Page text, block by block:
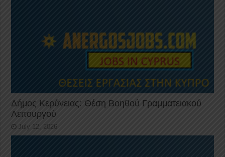
Δήμος Κερύνειας: Θέση Βοηθού Γραμματειακού
Λειτουργού
July 12, 2026